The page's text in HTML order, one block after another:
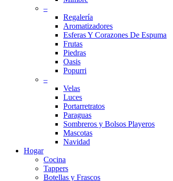
–
Regalería
Aromatizadores
Esferas Y Corazones De Espuma
Frutas
Piedras
Oasis
Popurri
–
Velas
Luces
Portarretratos
Paraguas
Sombreros y Bolsos Playeros
Mascotas
Navidad
Hogar
Cocina
Tappers
Botellas y Frascos